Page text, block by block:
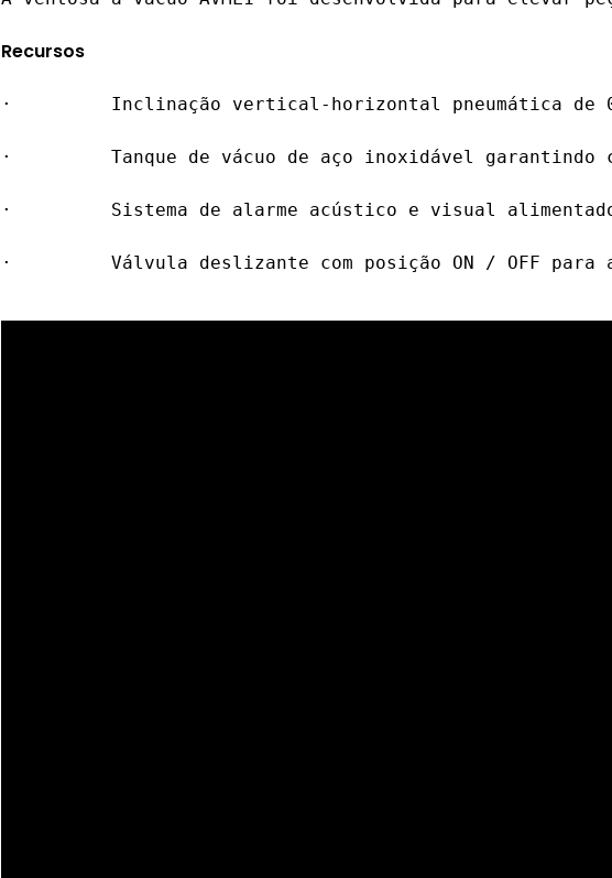
Recursos
·         Inclinação vertical-horizontal pneumática de
·         Tanque de vácuo de aço inoxidável
·         Sistema de alarme acústico e visual
·         Válvula deslizante com posição ON / OFF